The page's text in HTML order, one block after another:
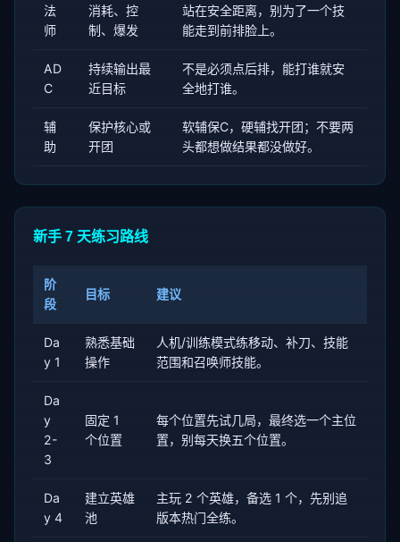
法
师
消耗、控
制、爆发
站在安全距离，别为了一个技
能走到前排脸上。
AD
C
持续输出最
近目标
不是必须点后排，能打谁就安
全地打谁。
辅
助
保护核心或
开团
软辅保C，硬辅找开团；不要两
头都想做结果都没做好。
新手 7 天练习路线
阶
段
目标 建议
Da
y 1
熟悉基础
操作
人机/训练模式练移动、补刀、技能
范围和召唤师技能。
Da
y
2-
3
固定 1
个位置
每个位置先试几局，最终选一个主位
置，别每天换五个位置。
Da
y 4
建立英雄
池
主玩 2 个英雄，备选 1 个，先别追
版本热门全练。